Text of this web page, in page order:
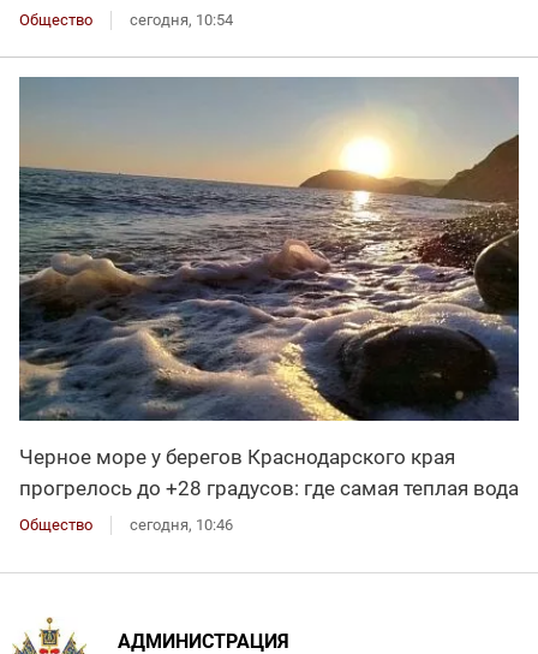
Общество сегодня, 10:54
Черное море у берегов Краснодарского края
прогрелось до +28 градусов: где самая теплая вода
Общество сегодня, 10:46
АДМИНИСТРАЦИЯ